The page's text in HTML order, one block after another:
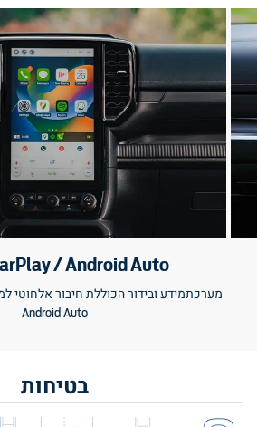
/ Android Auto
Android Auto
בטיחות